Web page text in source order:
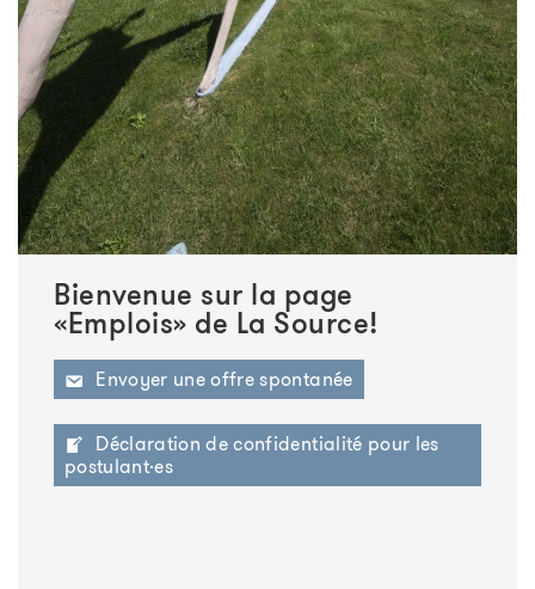
Bienvenue sur la page
«Emplois» de La Source!
Envoyer une offre spontanée
Déclaration de confidentialité pour les
postulant·es